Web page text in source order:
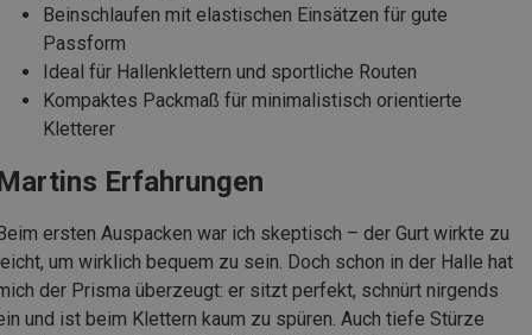
Beinschlaufen mit elastischen Einsätzen für gute
Passform
Ideal für Hallenklettern und sportliche Routen
Kompaktes Packmaß für minimalistisch orientierte
Kletterer
Erfahrungen
ersten Auspacken war ich skeptisch – der Gurt wirkte zu
um wirklich bequem zu sein. Doch schon in der Halle hat
der Prisma überzeugt: er sitzt perfekt, schnürt nirgends
und ist beim Klettern kaum zu spüren. Auch tiefe Stürze